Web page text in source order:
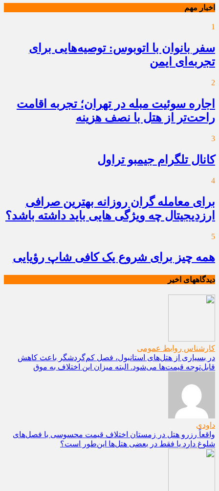
اخبار مهم
1
سفر بانوان با اتوبوس: توصیه‌هایی برای
تجربه‌ای ایمن
2
اجاره سوئیت مبله در تهران؛ تجربه اقامت
راحت‌تر از هتل با نصف هزینه
3
کانال تلگرام جیمبو تراول
4
برای معامله گران روزانه بهترین صرافی
ارزدیجیتال چه ویژگی هایی باید داشته باشد؟
5
همه چیز برای شروع یک کافی شاپ رؤیایی
دیدگاههای اخیر
کارشناس روابط عمومی
در بسیاری از هتل‌های استانبول، فصل کم‌گردشگر باعث کاهش
قابل‌توجه قیمت‌ها می‌شود. البته میزان این اختلاف به موق
داودی
واقعاً رزرو هتل در زمستان اختلاف قیمت محسوسی با فصل‌های
شلوغ دارد یا فقط در بعضی هتل‌ها این‌طور است؟